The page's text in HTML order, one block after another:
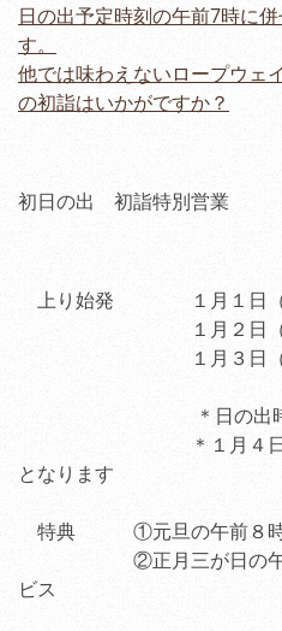
日の出予定時刻の午前7時に
す。
他では味わえないロープウェ
の初詣はいかがですか？
初日の出 初詣特別営業
上り始発 １月１日（
１月２日（火）
１月３日（水）
＊日の出時刻
＊１月４日以降は
となります
特典 ①元旦の午前８時
②正月三が日の午前８
ビス